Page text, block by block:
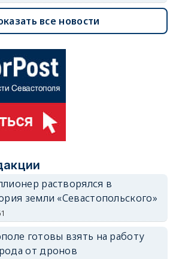
все новости
растворялся в
земли «Севастопольского»
готовы взять на работу
от дронов